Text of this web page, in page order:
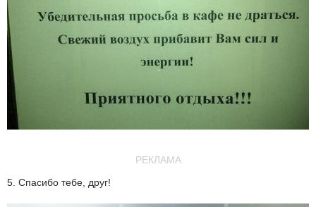
РЕКЛАМА
5. Спасибо тебе, друг!